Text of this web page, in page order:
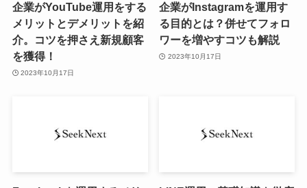
企業がYouTube運用をする
メリットとデメリットを紹
介。コツを押さえ新規顧客
を獲得！
2023年10月17日
企業がInstagramを運用す
る目的とは？併せてフォロ
ワーを増やすコツも解説
2023年10月17日